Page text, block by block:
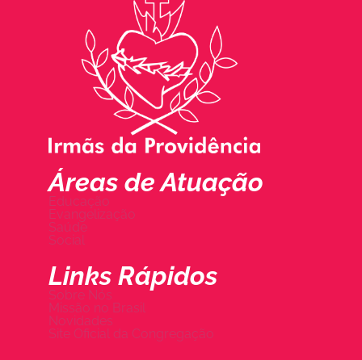
Áreas de Atuação
Educação
Evangelização
Saúde
Social
Links Rápidos
Sobre Nós
Missão no Brasil
Novidades
Site Oficial da Congregação